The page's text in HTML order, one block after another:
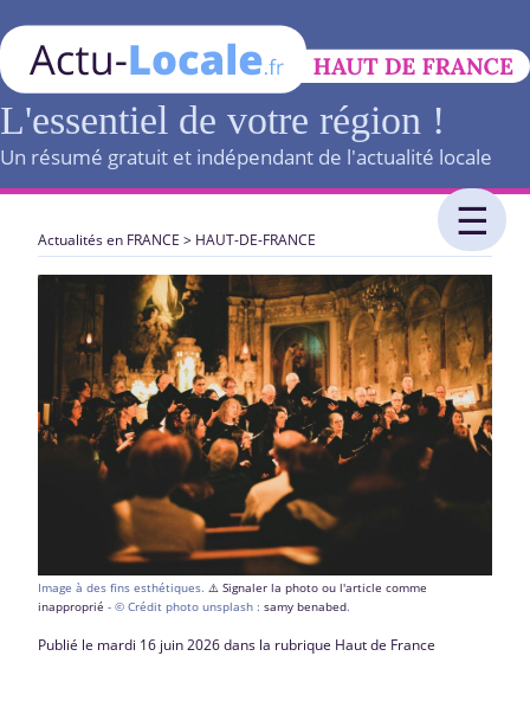
L'essentiel de votre région !
Un résumé gratuit et indépendant de l'actualité locale
Actualités en FRANCE > HAUT-DE-FRANCE
Image à des fins esthétiques. ⚠️ Signaler la photo ou l'article comme
inapproprié - © Crédit photo unsplash : samy benabed.
Publié le mardi 16 juin 2026 dans la rubrique Haut de France